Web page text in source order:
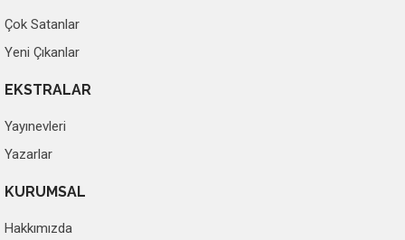
Çok Satanlar
Yeni Çıkanlar
EKSTRALAR
Yayınevleri
Yazarlar
KURUMSAL
Hakkımızda